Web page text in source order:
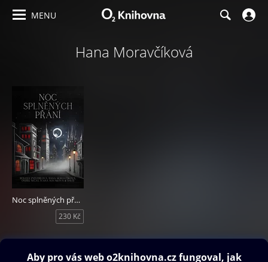
MENU
Hana Moravčíková
Noc splněných přání
230 Kč
Obsah ke stažení